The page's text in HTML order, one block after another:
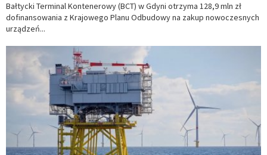
Bałtycki Terminal Kontenerowy (BCT) w Gdyni otrzyma 128,9 mln zł
dofinansowania z Krajowego Planu Odbudowy na zakup nowoczesnych
urządzeń...